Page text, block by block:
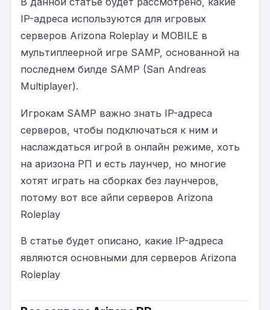
IP-адреса используются для игровых
серверов Arizona Roleplay и MOBILE в
мультиплеерной игре SAMP, основанной на
последнем билде SAMP (San Andreas
Multiplayer).
Игрокам SAMP важно знать IP-адреса
серверов, чтобы подключаться к ним и
наслаждаться игрой в онлайн режиме, хоть
на аризона РП и есть лаунчер, но многие
хотят играть на сборках без лаунчеров,
потому вот все айпи серверов Arizona
Roleplay
В статье будет описано, какие IP-адреса
являются основными для серверов Arizona
Roleplay